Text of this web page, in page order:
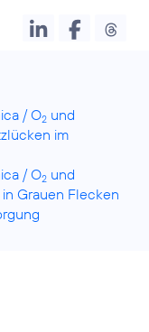
/ O2 und
im
/ O2 und
Grauen Flecken